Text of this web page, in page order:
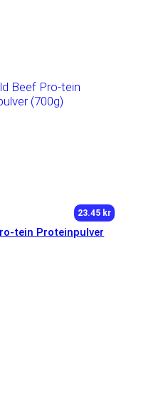
23.45 kr
tein Proteinpulver